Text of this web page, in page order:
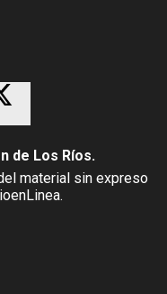
de Los Ríos.
material sin expreso